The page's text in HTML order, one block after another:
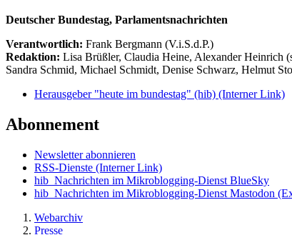
Deutscher Bundestag, Parlamentsnachrichten
Verantwortlich: Frank Bergmann (V.i.S.d.P.)
Redaktion: Lisa Brüßler, Claudia Heine, Alexander Heinrich
Sandra Schmid, Michael Schmidt, Denise Schwarz, Helmut
Herausgeber "heute im bundestag" (hib) (Interner Link)
Abonnement
Newsletter abonnieren
RSS-Dienste (Interner Link)
hib_Nachrichten im Mikroblogging-Dienst BlueSky
hib_Nachrichten im Mikroblogging-Dienst Mastodon
Webarchiv
Presse